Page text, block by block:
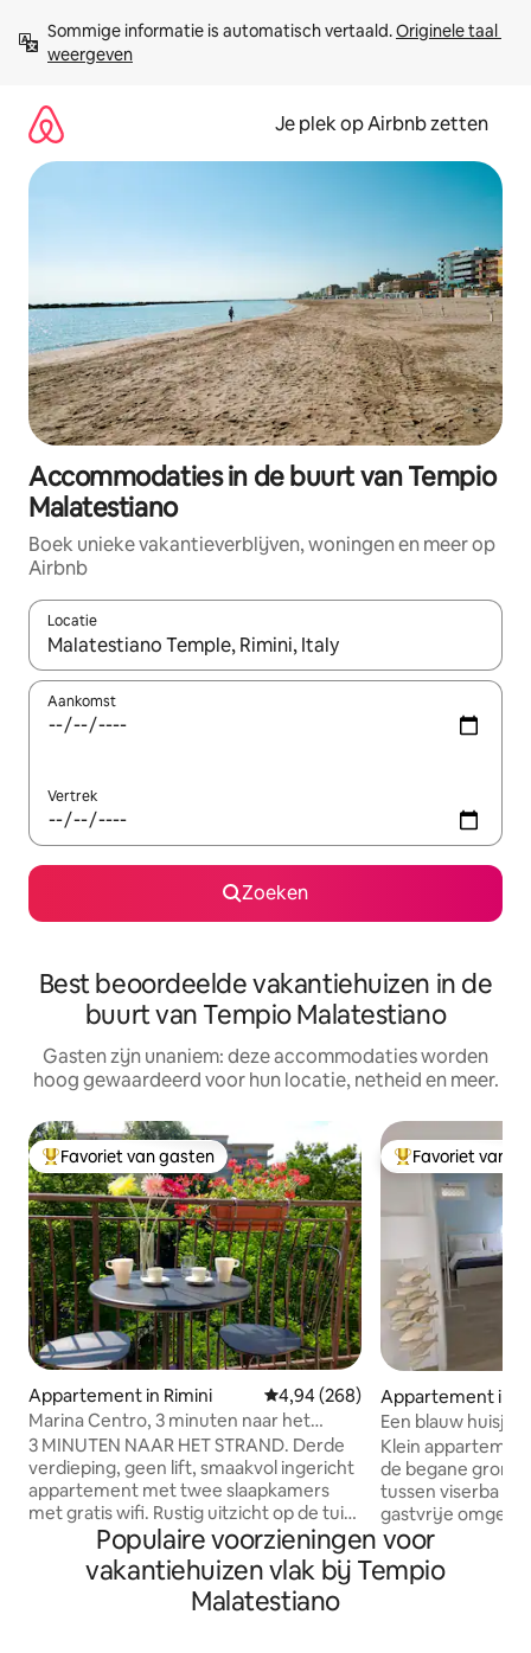
direct
naar
Sommige informatie is automatisch vertaald. Originele taal
weergeven
Je plek op Airbnb zetten
Accommodaties in de buurt van Tempio
Malatestiano
Boek unieke vakantieverblijven, woningen en meer op
Airbnb
Locatie
Wanneer er resultaten beschikbaar zijn, maak je een keuze
Aankomst
Vertrek
Zoeken
Best beoordeelde vakantiehuizen in de
buurt van Tempio Malatestiano
Gasten zijn unaniem: deze accommodaties worden
hoog gewaardeerd voor hun locatie, netheid en meer.
Topfavoriet van gasten
Favoriet van gasten
Appartement in Rimini Gemiddelde beoordeling van
4,94 (268)
Marina Centro, 3 minuten naar het
strand.
3 MINUTEN NAAR HET STRAND. Derde
verdieping, geen lift, smaakvol ingericht
appartement met twee slaapkamers
met gratis wifi. Rustig uitzicht op de tuin
op de bovenste verdieping is ideaal voor
gezinnen met kinderen, koppels,
zakenreizigers of iedereen die op zoek is
Topfavoriet van
Favoriet van
Appartement in
Een blauw huisje
Klein
de begane grond
tussen viserba en
gastvrije
het strand, 6 km
centrum van
de auto van
Populaire voorzieningen voor
vakantiehuizen vlak bij Tempio
Malatestiano